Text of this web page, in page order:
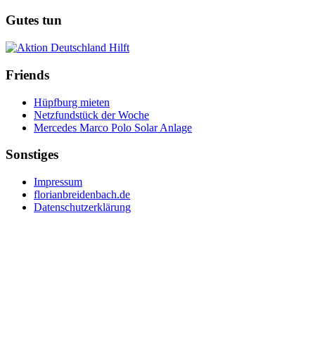
Gutes tun
Friends
Hüpfburg mieten
Netzfundstück der Woche
Mercedes Marco Polo Solar Anlage
Sonstiges
Impressum
florianbreidenbach.de
Datenschutzerklärung